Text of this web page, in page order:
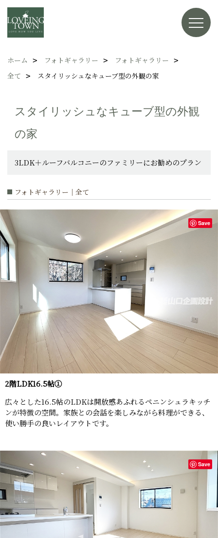
ホーム フォトギャラリー
フォトギャラリー
全て
スタイリッシュなキューブ型の外観の家
スタイリッシュなキューブ型の外観
の家
3LDK＋ルーフバルコニーのファミリーにお勧めのプラン
フォトギャラリー｜全て
2階LDK16.5帖①
広々とした16.5帖のLDKは開放感あふれるペニンシュラキッチ
ンが特徴の空間。家族との会話を楽しみながら料理ができる、
使い勝手の良いレイアウトです。
Save
Save